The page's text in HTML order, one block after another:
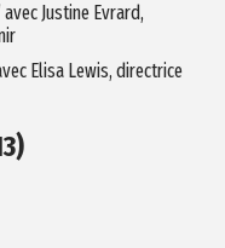
Justine Evrard,
Elisa Lewis, directrice